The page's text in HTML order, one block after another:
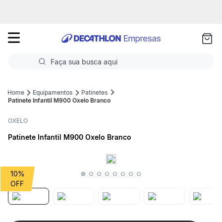
Faça sua busca aqui
4ºVolei
ºFutebol Campo
Equipamentos
Patinetes
Patinete Infantil M900 Oxelo Branco
OXELO
Patinete Infantil M900 Oxelo Branco
10%